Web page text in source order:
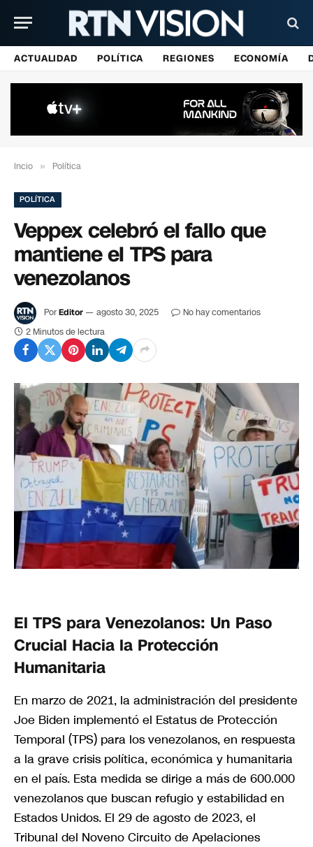
ACTUALIDAD POLÍTICA REGIONES ECONOMÍA
Incio » Política
POLÍTICA
Veppex celebró el fallo que
mantiene el TPS para
venezolanos
PorEditor agosto 30, 2025
No hay comentarios
2 Minutos de lectura
El TPS para Venezolanos: Un Paso
Crucial Hacia la Protección
Humanitaria
En marzo de 2021, la administración del presidente
Joe Biden implementó el Estatus de Protección
Temporal (TPS) para los venezolanos, en respuesta
a la grave crisis política, económica y humanitaria
en el país. Esta medida se dirige a más de 600.000
venezolanos que buscan refugio y estabilidad en
Estados Unidos. El 29 de agosto de 2023, el
Tribunal del Noveno Circuito de Apelaciones